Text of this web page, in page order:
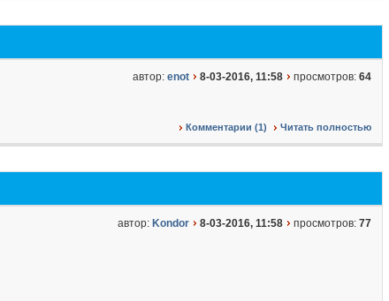
автор: enot 8-03-2016, 11:58 просмотров: 64
Комментарии (1) Читать полностью
автор: Kondor 8-03-2016, 11:58 просмотров: 77